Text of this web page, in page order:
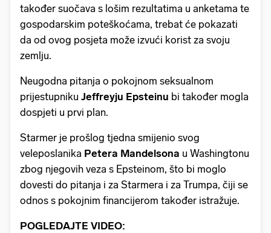
također suočava s lošim rezultatima u anketama te
gospodarskim poteškoćama, trebat će pokazati
da od ovog posjeta može izvući korist za svoju
zemlju.
Neugodna pitanja o pokojnom seksualnom
prijestupniku Jeffreyju Epsteinu bi također mogla
dospjeti u prvi plan.
Starmer je prošlog tjedna smijenio svog
veleposlanika Petera Mandelsona u Washingtonu
zbog njegovih veza s Epsteinom, što bi moglo
dovesti do pitanja i za Starmera i za Trumpa, čiji se
odnos s pokojnim financijerom također istražuje.
POGLEDAJTE VIDEO: